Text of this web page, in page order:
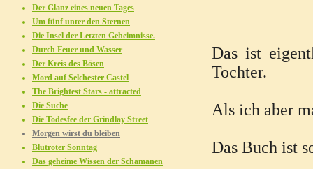
Das ist
Tochter.
Als ich aber
Das Buch ist
Der Glanz eines neuen Tages
Um fünf unter den Sternen
Die Insel der Letzten Geheimnisse.
Durch Feuer und Wasser
Der Kreis des Bösen
Mord auf Selchester Castel
The Brightest Stars - attracted
Die Suche
Die Todesfee der Grindlay Street
Morgen wirst du bleiben
Blutroter Sonntag
Das geheime Wissen der Schamanen